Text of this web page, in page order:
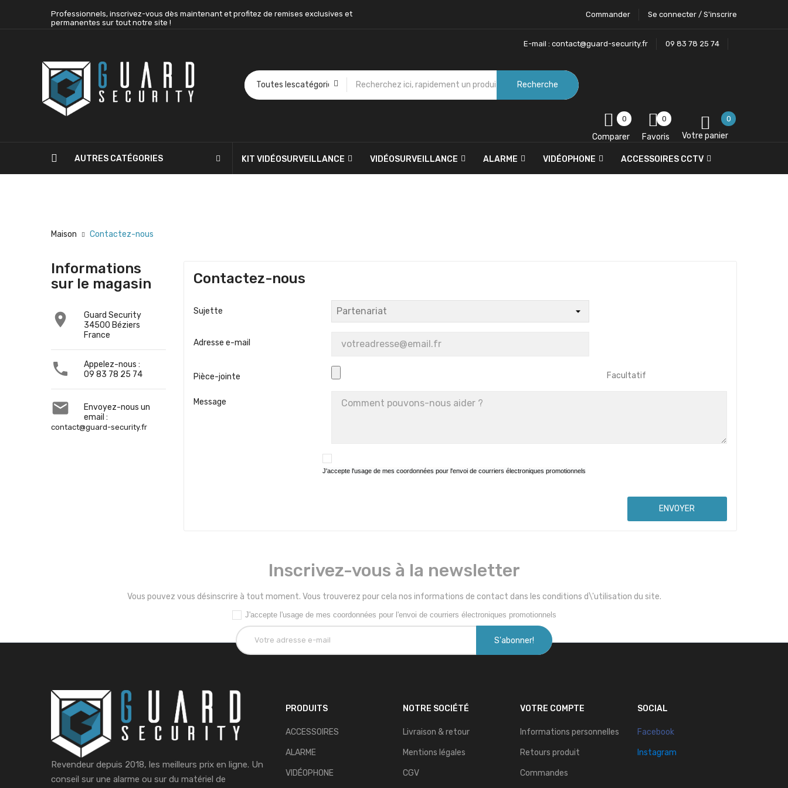
Professionnels, inscrivez-vous dès maintenant et profitez de remises exclusives et
permanentes sur tout notre site !
Se connecter / S'inscrire
Commander
09 83 78 25 74
E-mail : contact@guard-security.fr
Recherche
0
Votre panier
0
Favoris
0
Comparer
AUTRES CATÉGORIES KIT VIDÉOSURVEILLANCE VIDÉOSURVEILLANCE ALARME VIDÉOPHONE ACCESSOIRES CCTV
Maison Contactez-nous
Informations
sur le magasin

Guard Security
34500 Béziers
France

Appelez-nous :
09 83 78 25 74

Envoyez-nous un
email :
contact@guard-security.fr
Contactez-nous
Sujette
Adresse e-mail
Pièce-jointe Facultatif
Message
J'accepte l'usage de mes coordonnées pour l'envoi de courriers électroniques promotionnels
Inscrivez-vous à la newsletter
Vous pouvez vous désinscrire à tout moment. Vous trouverez pour cela nos informations de contact dans les conditions d\'utilisation du site.
J'accepte l'usage de mes coordonnées pour l'envoi de courriers électroniques promotionnels
Revendeur depuis 2018, les meilleurs prix en ligne. Un
conseil sur une alarme ou sur du matériel de
PRODUITS
ACCESSOIRES
ALARME
VIDÉOPHONE
NOTRE SOCIÉTÉ
Livraison & retour
Mentions légales
CGV
VOTRE COMPTE
Informations personnelles
Retours produit
Commandes
SOCIAL
Facebook
Instagram